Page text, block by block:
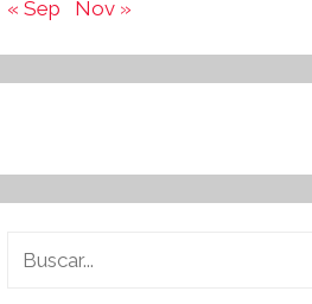
« Sep Nov »
Buscar: